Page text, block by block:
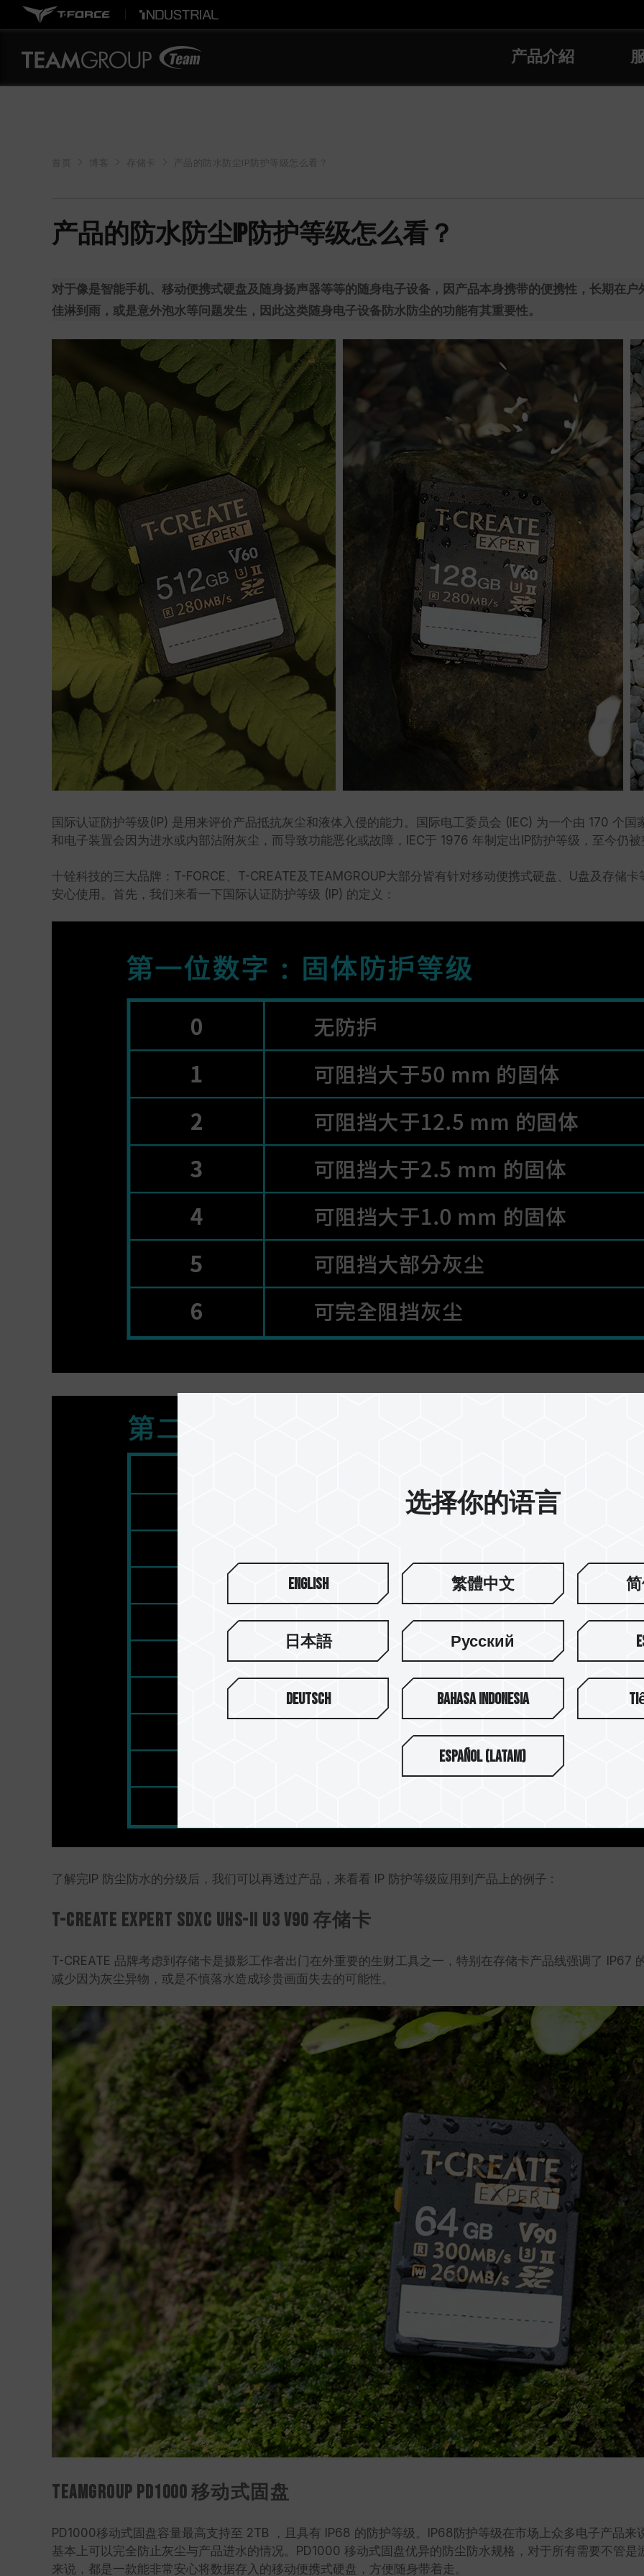
产品介紹
首页 博客 存储卡 产品的防水防尘IP防护等级怎么看？
产品的防水防尘IP防护等级怎么看？
对于像是智能手机、移动便携式硬盘及随身扬声器等等的随身电子设备，因产品本身携带的便携性，长期在
佳淋到雨，或是意外泡水等问题发生，因此这类随身电子设备防水防尘的功能有其重要性。
国际认证防护等级(IP) 是用来评价产品抵抗灰尘和液体入侵的能力。国际电工委员会 (IEC) 为一个由 170 个
和电子装置会因为进水或内部沾附灰尘，而导致功能恶化或故障，IEC于 1976 年制定出IP防护等级，至今仍
十铨科技的三大品牌：T-FORCE、T-CREATE及TEAMGROUP大部分皆有针对移动便携式硬盘、U盘及存储
安心使用。首先，我们来看一下国际认证防护等级 (IP) 的定义：
了解完IP 防尘防水的分级后，我们可以再透过产品，来看看 IP 防护等级应用到产品上的例子 :
T-CREATE EXPERT SDXC UHS-II U3 V90 存储卡
T-CREATE 品牌考虑到存储卡是摄影工作者出门在外重要的生财工具之一，特别在存储卡产品线强调了 IP67
减少因为灰尘异物，或是不慎落水造成珍贵画面失去的可能性。
TEAMGROUP PD1000 移动式固盘
PD1000移动式固盘容量最高支持至 2TB ，且具有 IP68 的防护等级。IP68防护等级在市场上众多电子产品
基本上可以完全防止灰尘与产品进水的情况。PD1000 移动式固盘优异的防尘防水规格，对于所有需要不管
来说，都是一款能非常安心将数据存入的移动便携式硬盘，方便随身带着走。
选择你的语言
English 繁體中文
日本語 Русский
Deutsch Bahasa Indonesia
Español (Latam)